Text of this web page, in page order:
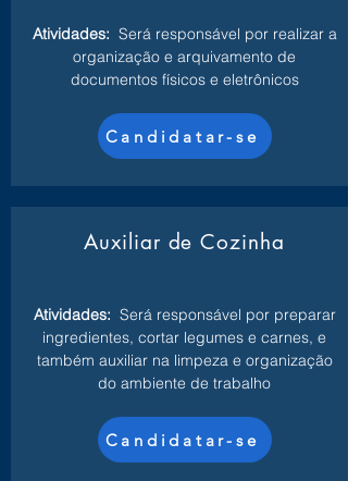
Atividades: Será responsável por realizar a
organização e arquivamento de
documentos físicos e eletrônicos
Candidatar-se
Auxiliar de Cozinha
Atividades: Será responsável por preparar
ingredientes, cortar legumes e carnes, e
também auxiliar na limpeza e organização
do ambiente de trabalho
Candidatar-se